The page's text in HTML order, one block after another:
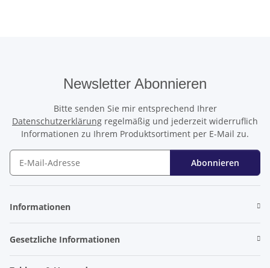
Newsletter Abonnieren
Bitte senden Sie mir entsprechend Ihrer
Datenschutzerklärung regelmäßig und jederzeit widerruflich
Informationen zu Ihrem Produktsortiment per E-Mail zu.
Abonnieren
Informationen
Gesetzliche Informationen